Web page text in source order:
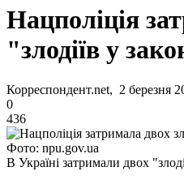
Нацполіція
"злодіїв у
Корреспондент.net, 2 березня
0
436
Фото: npu.gov.ua
В Україні затримали двох